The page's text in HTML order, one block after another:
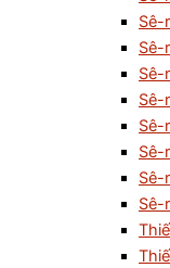
Sê-
Sê-
Sê-
Sê-
Sê-
Sê-
Sê-
Sê-